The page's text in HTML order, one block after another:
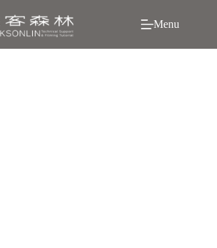
Menu